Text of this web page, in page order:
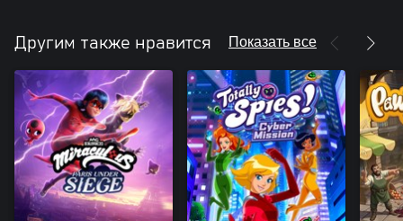
Другим также нравится Показать все